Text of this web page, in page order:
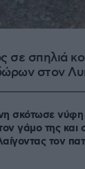
σε σπηλιά
στον
σκότωσε νύφη
γάμο της και
τον